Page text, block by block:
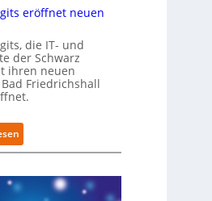
t
n
s
a
u
e
r
i
t
eröffnet neuen
die IT- und
der Schwarz
ihren neuen
Friedrichshall
:
S
h
w